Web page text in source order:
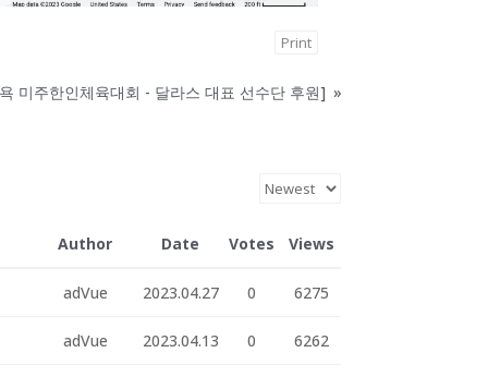
Print
미주한인체육대회 - 달라스 대표 선수단 후원] »
Author Date Votes Views
adVue 2023.04.27 0 6275
adVue 2023.04.13 0 6262